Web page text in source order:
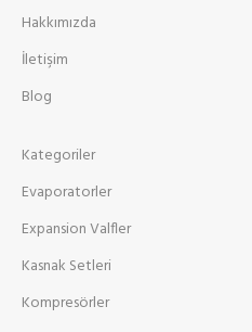
Hakkımızda
İletişim
Blog
Kategoriler
Evaporatorler
Expansion Valfler
Kasnak Setleri
Kompresörler